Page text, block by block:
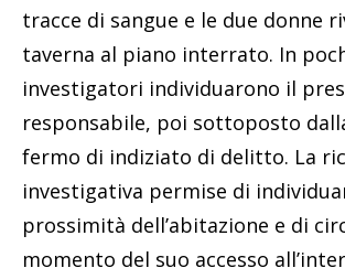
tracce di sangue e le due donne
taverna al piano interrato. In
investigatori individuarono il
responsabile, poi sottoposto
fermo di indiziato di delitto. La
investigativa permise di
prossimità dell’abitazione e di
momento del suo accesso